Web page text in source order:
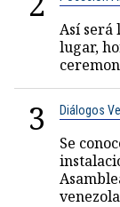
Así será
lugar,
3 Diálogos
Se